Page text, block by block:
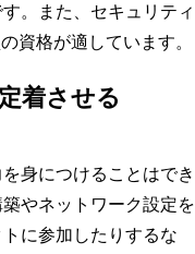
。また、セキュリティ
資格が適しています。
着させる
身につけることはでき
やネットワーク設定を
に参加したりするな